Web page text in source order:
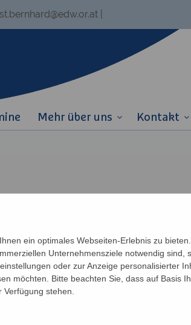
st.bernhard@edw.or.at
Mehr über uns Kontakt
Links
ein optimales Webseiten-Erlebnis zu
Unternehmensziele notwendig sind,
oder zur Anzeige personalisierter
möchten. Bitte beachten Sie, dass auf Basis
stehen.